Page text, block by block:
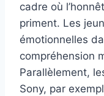
cadre où
priment. Les
émotionnelles
compréhension
Parallèlement,
Sony, par